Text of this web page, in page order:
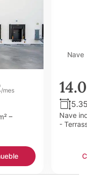
/mes
–
Nave
Nave
-